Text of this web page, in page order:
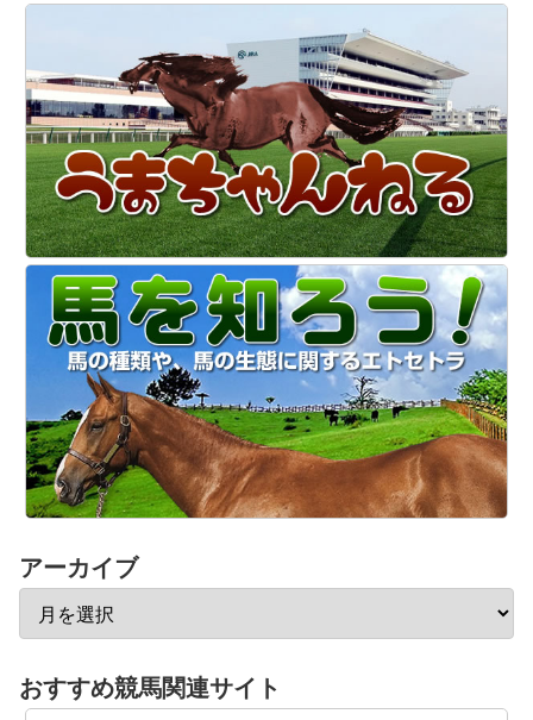
アーカイブ
おすすめ競馬関連サイト